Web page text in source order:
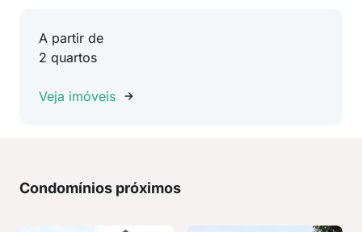
A partir de
2 quartos
Veja imóveis
Condomínios próximos